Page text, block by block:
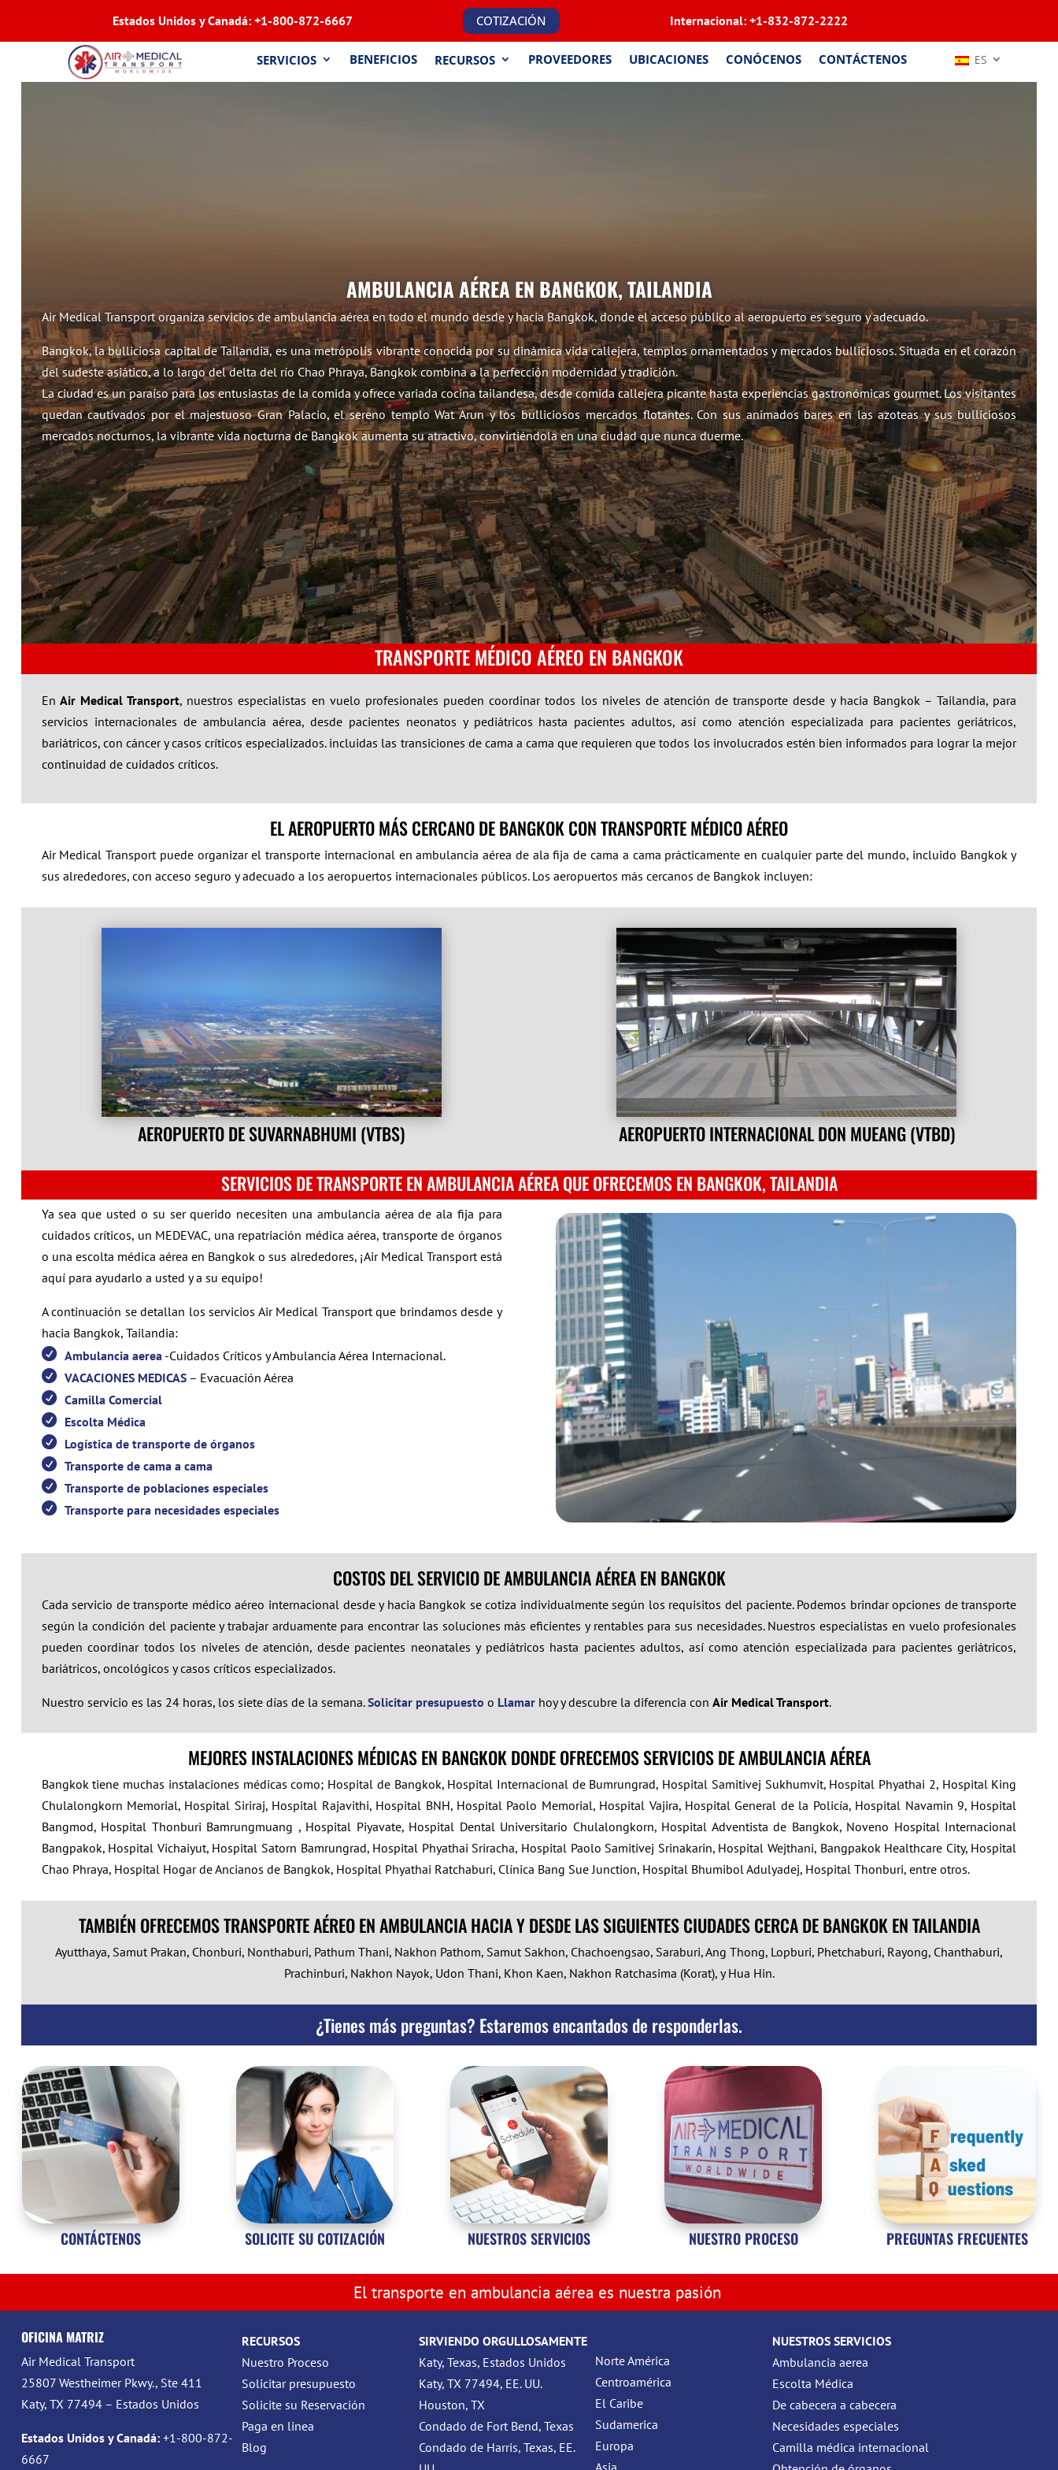
Estados Unidos y Canadá: +1-800-872-6667 COTIZACIÓN Internacional:+1-832-872-2222
SERVICIOS BENEFICIOS RECURSOS PROVEEDORES UBICACIONES CONÓCENOS CONTÁCTENOS ES
AMBULANCIA AÉREA EN BANGKOK, TAILANDIA
Air Medical Transport organiza servicios de ambulancia aérea en todo el mundo desde y hacia Bangkok, donde el acceso público al aeropuerto es seguro y adecuado.
Bangkok, la bulliciosa capital de Tailandia, es una metrópolis vibrante conocida por su dinámica vida callejera, templos ornamentados y mercados bulliciosos. Situada en el corazón
del sudeste asiático, a lo largo del delta del río Chao Phraya, Bangkok combina a la perfección modernidad y tradición.
La ciudad es un paraíso para los entusiastas de la comida y ofrece variada cocina tailandesa, desde comida callejera picante hasta experiencias gastronómicas gourmet. Los visitantes
quedan cautivados por el majestuoso Gran Palacio, el sereno templo Wat Arun y los bulliciosos mercados flotantes. Con sus animados bares en las azoteas y sus bulliciosos
mercados nocturnos, la vibrante vida nocturna de Bangkok aumenta su atractivo, convirtiéndola en una ciudad que nunca duerme.
TRANSPORTE MÉDICO AÉREO EN BANGKOK
En Air Medical Transport, nuestros especialistas en vuelo profesionales pueden coordinar todos los niveles de atención de transporte desde y hacia Bangkok – Tailandia, para
servicios internacionales de ambulancia aérea, desde pacientes neonatos y pediátricos hasta pacientes adultos, así como atención especializada para pacientes geriátricos,
bariátricos, con cáncer y casos críticos especializados. incluidas las transiciones de cama a cama que requieren que todos los involucrados estén bien informados para lograr la mejor
continuidad de cuidados críticos.
EL AEROPUERTO MÁS CERCANO DE BANGKOK CON TRANSPORTE MÉDICO AÉREO
Air Medical Transport puede organizar el transporte internacional en ambulancia aérea de ala fija de cama a cama prácticamente en cualquier parte del mundo, incluido Bangkok y
sus alrededores, con acceso seguro y adecuado a los aeropuertos internacionales públicos. Los aeropuertos más cercanos de Bangkok incluyen:
AEROPUERTO DE SUVARNABHUMI (VTBS)
AEROPUERTO INTERNACIONAL DON MUEANG (VTBD)
SERVICIOS DE TRANSPORTE EN AMBULANCIA AÉREA QUE OFRECEMOS EN BANGKOK, TAILANDIA
Ya sea que usted o su ser querido necesiten una ambulancia aérea de ala fija para
cuidados críticos, un MEDEVAC, una repatriación médica aérea, transporte de órganos
o una escolta médica aérea en Bangkok o sus alrededores, ¡Air Medical Transport está
aquí para ayudarlo a usted y a su equipo!
A continuación se detallan los servicios Air Medical Transport que brindamos desde y
hacia Bangkok, Tailandia:
Ambulancia aerea -Cuidados Críticos y Ambulancia Aérea Internacional.
VACACIONES MEDICAS– Evacuación Aérea
Camilla Comercial
Escolta Médica
Logística de transporte de órganos
Transporte de cama a cama
Transporte de poblaciones especiales
Transporte para necesidades especiales
COSTOS DEL SERVICIO DE AMBULANCIA AÉREA EN BANGKOK
Cada servicio de transporte médico aéreo internacional desde y hacia Bangkok se cotiza individualmente según los requisitos del paciente. Podemos brindar opciones de transporte
según la condición del paciente y trabajar arduamente para encontrar las soluciones más eficientes y rentables para sus necesidades. Nuestros especialistas en vuelo profesionales
pueden coordinar todos los niveles de atención, desde pacientes neonatales y pediátricos hasta pacientes adultos, así como atención especializada para pacientes geriátricos,
bariátricos, oncológicos y casos críticos especializados.
Nuestro servicio es las 24 horas, los siete días de la semana.Solicitar presupuesto o Llamarhoy y descubre la diferencia con Air Medical Transport.
MEJORES INSTALACIONES MÉDICAS EN BANGKOK DONDE OFRECEMOS SERVICIOS DE AMBULANCIA AÉREA
Bangkok tiene muchas instalaciones médicas como; Hospital de Bangkok, Hospital Internacional de Bumrungrad, Hospital Samitivej Sukhumvit, Hospital Phyathai 2, Hospital King
Chulalongkorn Memorial, Hospital Siriraj, Hospital Rajavithi, Hospital BNH, Hospital Paolo Memorial, Hospital Vajira, Hospital General de la Policía, Hospital Navamin 9, Hospital
Bangmod, Hospital Thonburi Bamrungmuang , Hospital Piyavate, Hospital Dental Universitario Chulalongkorn, Hospital Adventista de Bangkok, Noveno Hospital Internacional
Bangpakok, Hospital Vichaiyut, Hospital Satorn Bamrungrad, Hospital Phyathai Sriracha, Hospital Paolo Samitivej Srinakarin, Hospital Wejthani, Bangpakok Healthcare City, Hospital
Chao Phraya, Hospital Hogar de Ancianos de Bangkok, Hospital Phyathai Ratchaburi, Clínica Bang Sue Junction, Hospital Bhumibol Adulyadej, Hospital Thonburi, entre otros.
TAMBIÉN OFRECEMOS TRANSPORTE AÉREO EN AMBULANCIA HACIA Y DESDE LAS SIGUIENTES CIUDADES CERCA DE BANGKOK EN TAILANDIA
Ayutthaya, Samut Prakan, Chonburi, Nonthaburi, Pathum Thani, Nakhon Pathom, Samut Sakhon, Chachoengsao, Saraburi, Ang Thong, Lopburi, Phetchaburi, Rayong, Chanthaburi,
Prachinburi, Nakhon Nayok, Udon Thani, Khon Kaen, Nakhon Ratchasima (Korat), y Hua Hin.
¿Tienes más preguntas? Estaremos encantados de responderlas.
CONTÁCTENOS SOLICITE SU COTIZACIÓN NUESTROS SERVICIOS NUESTRO PROCESO PREGUNTAS FRECUENTES
El transporte en ambulancia aérea es nuestra pasión
OFICINA MATRIZ
Air Medical Transport
25807 Westheimer Pkwy., Ste 411
Katy, TX 77494 – Estados Unidos
Estados Unidos y Canadá:+1-800-872-
6667
RECURSOS
Nuestro Proceso
Solicitar presupuesto
Solicite su Reservación
Paga en linea
Blog
SIRVIENDO ORGULLOSAMENTE
Katy, Texas, Estados Unidos
Katy, TX 77494, EE. UU.
Houston, TX
Condado de Fort Bend, Texas
Condado de Harris, Texas, EE.
Norte América
Centroamérica
El Caribe
Sudamerica
Europa
NUESTROS SERVICIOS
Ambulancia aerea
Escolta Médica
De cabecera a cabecera
Necesidades especiales
Camilla médica internacional